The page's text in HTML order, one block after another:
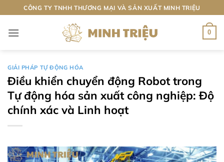
qua
nội
CÔNG TY TNHH THƯƠNG MẠI VÀ SẢN XUẤT MINH TRIỆU
0
GIẢI PHÁP TỰ ĐỘNG HÓA
Điều khiển chuyển động Robot trong
Tự động hóa sản xuất công nghiệp: Độ
chính xác và Linh hoạt